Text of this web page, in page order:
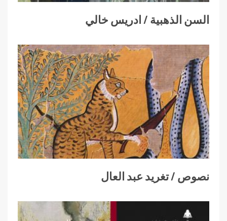
السن الذهبية / ادريس خالي
نصوص / تغريد عبد العال